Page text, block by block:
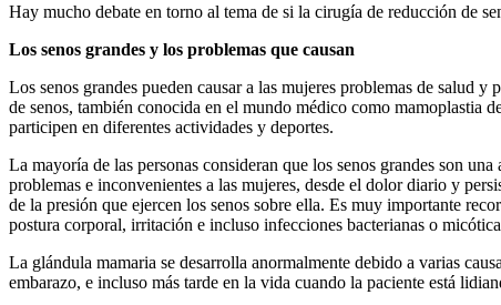
Hay mucho debate en torno al tema de si la cirugía de reducción de
Los senos grandes y los problemas que causan
Los senos grandes pueden causar a las mujeres problemas de salud
de senos, también conocida en el mundo médico como mamoplastia
participen en diferentes actividades y deportes.
La mayoría de las personas consideran que los senos grandes son
problemas e inconvenientes a las mujeres, desde el dolor diario y
de la presión que ejercen los senos sobre ella. Es muy importante
postura corporal, irritación e incluso infecciones bacterianas o
La glándula mamaria se desarrolla anormalmente debido a varias
embarazo, e incluso más tarde en la vida cuando la paciente está